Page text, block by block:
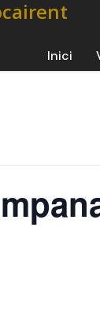
Inici